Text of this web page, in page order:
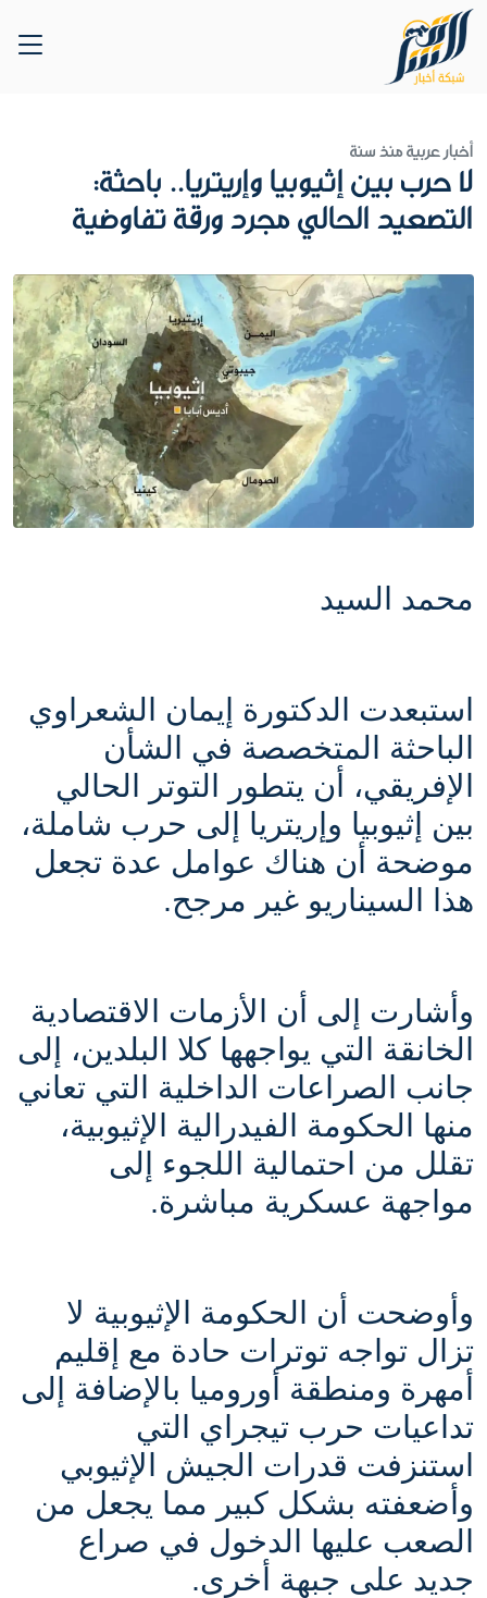
أخبار عربيةمنذ سنة
لا حرب بين إثيوبيا وإريتريا.. باحثة:
التصعيد الحالي مجرد ورقة تفاوضية
محمد السيد
استبعدت الدكتورة إيمان الشعراوي
الباحثة المتخصصة في الشأن
الإفريقي، أن يتطور التوتر الحالي
بين إثيوبيا وإريتريا إلى حرب شاملة،
موضحة أن هناك عوامل عدة تجعل
هذا السيناريو غير مرجح.
وأشارت إلى أن الأزمات الاقتصادية
الخانقة التي يواجهها كلا البلدين، إلى
جانب الصراعات الداخلية التي تعاني
منها الحكومة الفيدرالية الإثيوبية،
تقلل من احتمالية اللجوء إلى
مواجهة عسكرية مباشرة.
وأوضحت أن الحكومة الإثيوبية لا
تزال تواجه توترات حادة مع إقليم
أمهرة ومنطقة أوروميا بالإضافة إلى
تداعيات حرب تيجراي التي
استنزفت قدرات الجيش الإثيوبي
وأضعفته بشكل كبير مما يجعل من
الصعب عليها الدخول في صراع
جديد على جبهة أخرى.